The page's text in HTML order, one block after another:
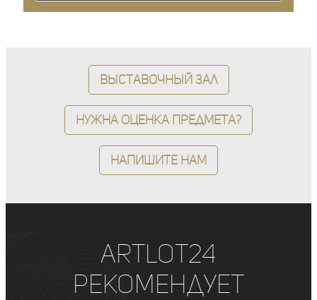
Выставочный зал
Нужна оценка предмета?
Напишите нам
ArtLot24
рекомендует